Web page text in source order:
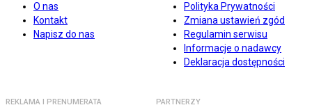
O nas
Kontakt
Napisz do nas
Polityka Prywatności
Zmiana ustawień zgód
Regulamin serwisu
Informacje o nadawcy
Deklaracja dostępności
REKLAMA I PRENUMERATA PARTNERZY